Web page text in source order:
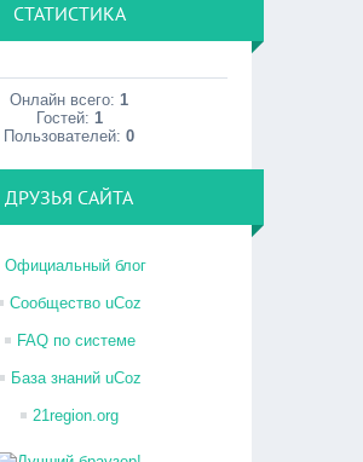
СТАТИСТИКА
Онлайн всего:1
Гостей: 1
Пользователей:0
ДРУЗЬЯ САЙТА
Официальный блог
Сообщество uCoz
FAQ по системе
База знаний uCoz
21region.org